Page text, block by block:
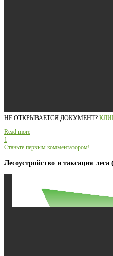
НЕ ОТКРЫВАЕТСЯ ДОКУМЕНТ?
Read more
1
Станьте первым комментатором!
Лесоустройство и таксация